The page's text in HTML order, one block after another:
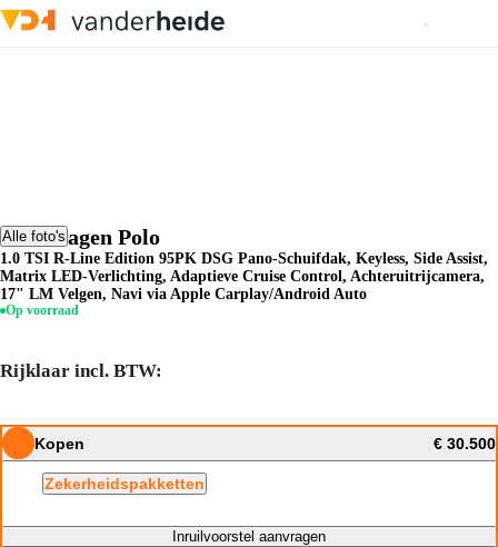
Alle foto's
Volkswagen Polo
1.0 TSI R-Line Edition 95PK DSG Pano-Schuifdak, Keyless, Side Assist,
Matrix LED-Verlichting, Adaptieve Cruise Control, Achteruitrijcamera,
17" LM Velgen, Navi via Apple Carplay/Android Auto
Op voorraad
Rijklaar incl. BTW:
Kopen € 30.500
Zekerheidspakketten
Inruilvoorstel aanvragen